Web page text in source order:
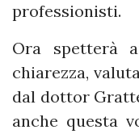
professionisti.
Ora spetterà
chiarezza,
dal dottor
anche questa